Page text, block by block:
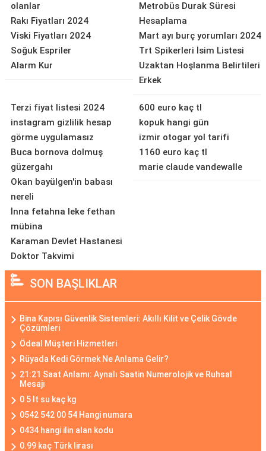
olanlar
Rakı Fiyatları 2024
Viski Fiyatları 2024
Soğuk Espriler
Alarm Kur
Metrobüs Durak Süresi
Hesaplama
Mart ayı burç yorumları 2024
Trt Spikerleri İsim Listesi
Uzaktan Hoşlanma Belirtileri
Erkek
Terzi fiyat listesi 2024
instagram gizlilik hesap
görme uygulamasız
Buca bornova dolmuş
güzergahı
Okan bayülgen'in babası
nereli
İnna fetahna leke fethan
mübina
Karaman Devlet Hastanesi
Doktor Takvimi
600 euro kaç tl
kopuk hangi gün
izmir otogar yol tarifi
1160 euro kaç tl
marie claude vandewalle
SON BAŞLIKLAR
Bina Kapısı Güvenlik Sistemleri: Akıllı Kilit ve Çelik Gövde
Çözümleri
Ödeal Müşteri Hizmetleri
Rüyada Kedi Görmek Ne Anlama Gelir?
21:21 Saat Anlamı: Aynalı Saatin Numerolojik ve Ruhsal
Mesajı
0 5 lt su kaç kg
0542 542 00 54 Hangi numara
0434 hangi ilin alan kodu
0.99 kaç Türk lirası